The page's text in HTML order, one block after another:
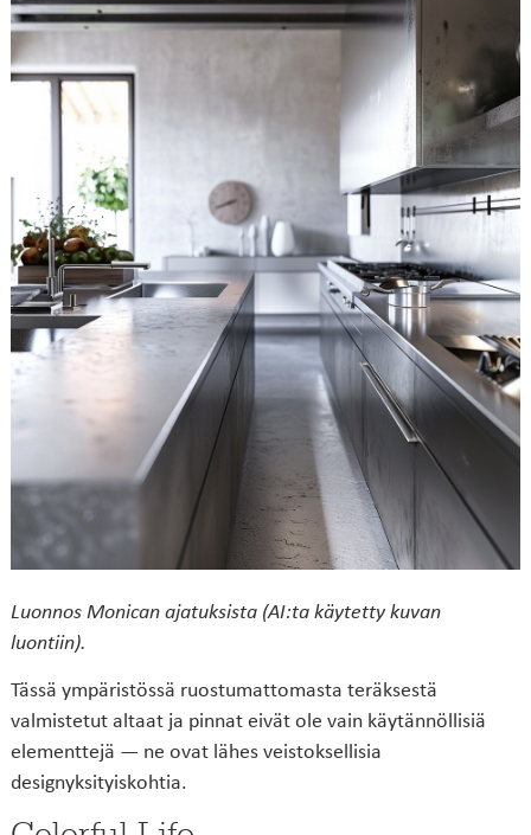
Luonnos Monican ajatuksista (AI:ta käytetty kuvan
luontiin).
Tässä ympäristössä ruostumattomasta teräksestä
valmistetut altaat ja pinnat eivät ole vain käytännöllisiä
elementtejä — ne ovat lähes veistoksellisia
designyksityiskohtia.